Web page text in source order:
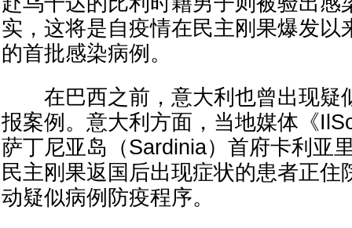
实，这将是自疫情在民主刚果爆发以
的首批感染病例。
在巴西之前，意大利也曾出现疑
报案例。意大利方面，当地媒体《
萨丁尼亚岛（Sardinia）首府卡利亚
民主刚果返国后出现症状的患者正住
动疑似病例防疫程序。